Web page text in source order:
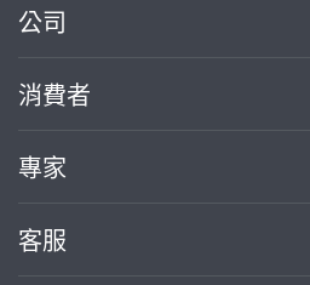
公司
關於我們
部落格
加入我們
消費者
買服務
熱門服務
專家
案件中心
客服
繼續完成